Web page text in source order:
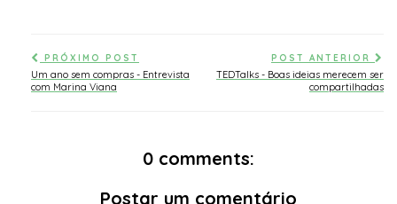
PRÓXIMO POST
Um ano sem compras - Entrevista
com Marina Viana
POST ANTERIOR
TEDTalks - Boas ideias merecem ser
compartilhadas
0 comments:
Postar um comentário